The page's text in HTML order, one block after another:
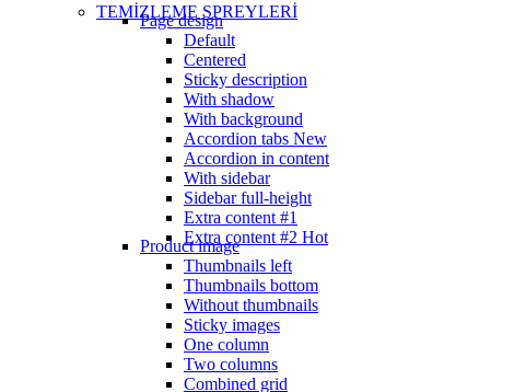
TEMİZLEME SPREYLERİ
Page design
Default
Centered
Sticky description
With shadow
With background
Accordion tabs New
Accordion in content
With sidebar
Sidebar full-height
Extra content #1
Extra content #2 Hot
Product image
Thumbnails left
Thumbnails bottom
Without thumbnails
Sticky images
One column
Two columns
Combined grid